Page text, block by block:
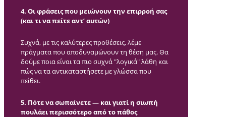
4. Οι φράσεις που μειώνουν την επιρροή σας
(και τι να πείτε αντ’ αυτών)
Συχνά, με τις καλύτερες προθέσεις, λέμε
πράγματα που αποδυναμώνουν τη θέση μας. Θα
δούμε ποια είναι τα πιο συχνά "λογικά" λάθη και
πώς να τα αντικαταστήσετε με γλώσσα που
πείθει.
5. Πότε να σωπαίνετε — και γιατί η σιωπή
πουλάει περισσότερο από το πάθος